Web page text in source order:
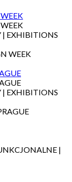
| EXHIBITIONS
| EXHIBITIONS
|